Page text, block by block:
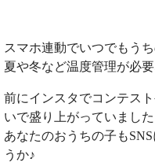
スマホ連動でいつでもう
夏や冬など温度管理が必
前にインスタでコンテス
いで盛り上がっていました
あなたのおうちの子も
うか♪